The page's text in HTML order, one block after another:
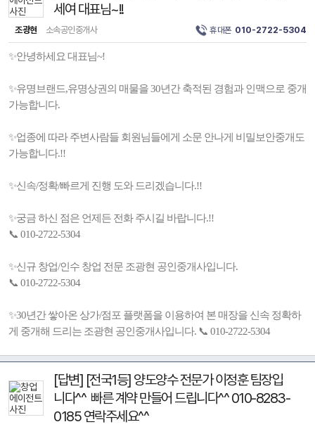
세여 대표님~!!
조광현 소속공인중개사 휴대폰 010-2722-5304
✨안녕하세요 대표님~!
✨유명브랜드,유명상권의 매물을 30년간 축적된 경험과 인맥으로 중개
가능합니다.
✨업종에 따라 주변사람들 회원님들에게 소문 안나게 비밀보안중개도
가능합니다.!!
✨신속/정확/빠르게 진행 도와 드리겠습니다.!!
✨궁금 하신 점은 언제든 전화 주시길 바랍니다.!!
📞 010-2722-5304
✨신규 창업/인수 창업 전문 조광현 공인중개사입니다.
📞 010-2722-5304
✨30년간 쌓아온 상가/점포 플랫폼을 이용하여 본 매장을 신속 정확하
게 중개해 드리는 조광현 공인중개사입니다. 📞 010-2722-5304
[답변] [전국1등] 양도양수 전문가 이정훈 팀장입
니다^^ 빠른 계약 만들어 드립니다^^ 010-8283-
0185 연락주세요^^